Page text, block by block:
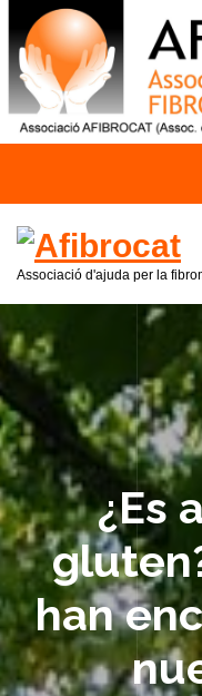
o
n
Associació d'ajuda per la
¿Es
han